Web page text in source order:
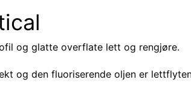
og glatte overflate lett og rengjøre.
og den fluoriserende oljen er